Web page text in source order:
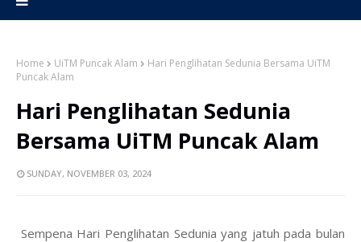
Home UiTM Puncak Alam
Hari Penglihatan Sedunia Bersama UiTM
Puncak Alam
Hari Penglihatan Sedunia
Bersama UiTM Puncak Alam
SUNDAY, NOVEMBER 03, 2024
Sempena Hari Penglihatan Sedunia yang jatuh pada bulan